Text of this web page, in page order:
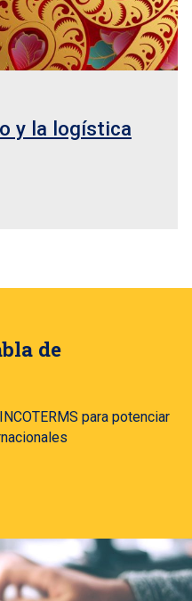
y la logística
de
para potenciar